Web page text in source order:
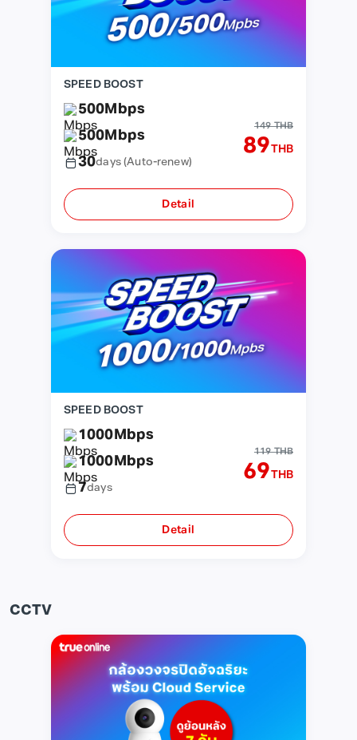
SPEED BOOST
500 Mbps
500 Mbps
30days(Auto-renew)
149 THB
89THB
Detail
SPEED BOOST
1000 Mbps
1000 Mbps
7days
119 THB
69THB
Detail
CCTV